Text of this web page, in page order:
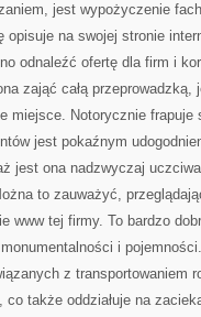
jest wypożyczenie
opisuje na swojej stronie
odnaleźć ofertę dla firm i
zająć całą przeprowadzką,
miejsce. Notorycznie frapuje
jest pokaźnym
jest ona nadzwyczaj
to zauważyć,
www tej firmy. To bardzo
i
z transportowaniem
co także oddziałuje na